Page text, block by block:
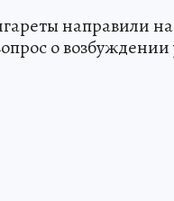
направили на
о возбуждении